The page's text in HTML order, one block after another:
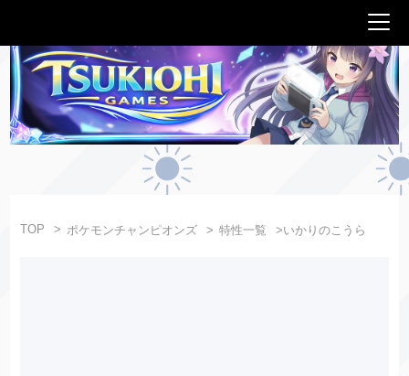
TOP ポケモンチャンピオンズ 特性一覧 いかりのこうら